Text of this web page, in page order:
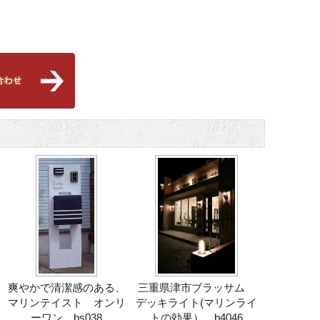
爽やかで清潔感のある、
マリンテイスト オンリ
ーワン bs038
三重県津市ブラッサム
デッキライト(マリンライ
トの効果） b4046